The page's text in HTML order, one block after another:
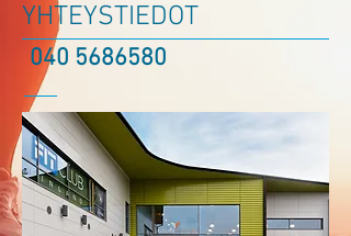
YHTEYSTIEDOT
040 5686580